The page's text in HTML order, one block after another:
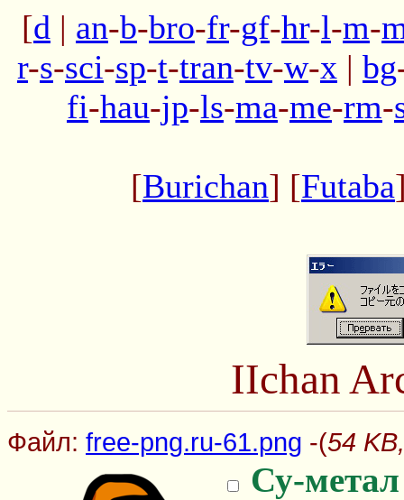
[d | an-b-bro-fr-gf-hr-l-m-
r-s-sci-sp-t-tran-tv-w-x | bg
fi-hau-jp-ls-ma-me-rm-
[Burichan] [Futaba
IIchan
Файл: free-png.ru-61.png -(54
Су-метал